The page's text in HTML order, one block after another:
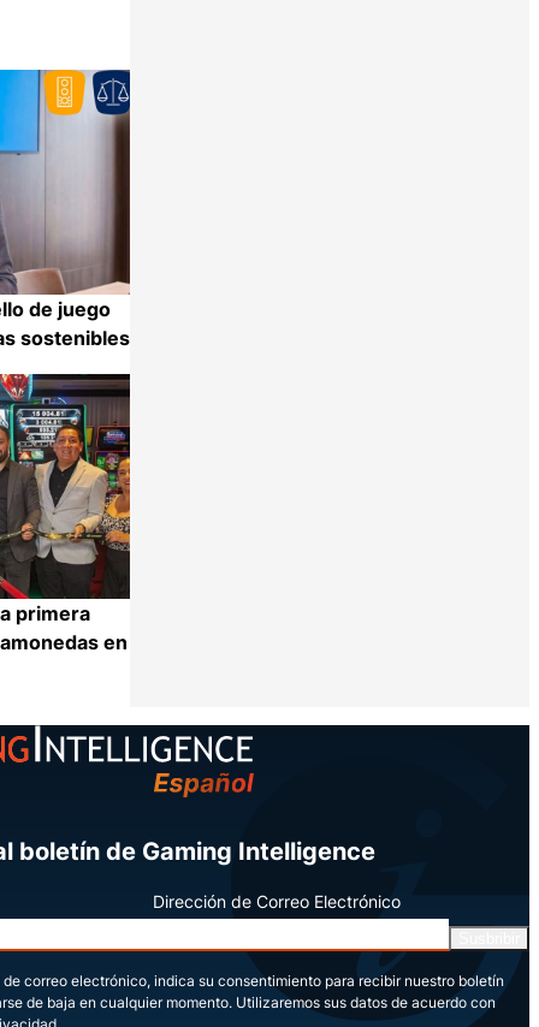
de juego
sostenibles
primera
en
boletín de Gaming Intelligence
Dirección de Correo Electrónico
correo electrónico, indica su consentimiento para recibir nuestro boletín
de baja en cualquier momento. Utilizaremos sus datos de acuerdo con